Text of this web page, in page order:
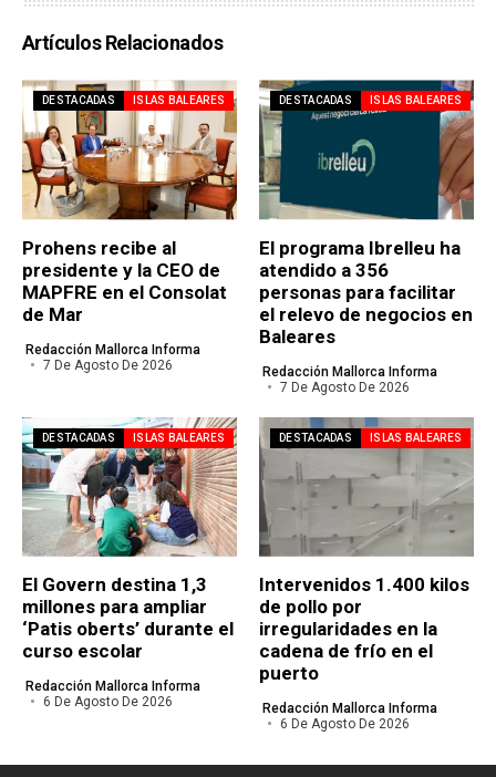
Artículos Relacionados
DESTACADAS ISLAS BALEARES
Prohens recibe al
presidente y la CEO de
MAPFRE en el Consolat
de Mar
Redacción Mallorca Informa
7 De Agosto De 2026
DESTACADAS ISLAS BALEARES
El programa Ibrelleu ha
atendido a 356
personas para facilitar
el relevo de negocios en
Baleares
Redacción Mallorca Informa
7 De Agosto De 2026
DESTACADAS ISLAS BALEARES
El Govern destina 1,3
millones para ampliar
‘Patis oberts’ durante el
curso escolar
Redacción Mallorca Informa
6 De Agosto De 2026
DESTACADAS ISLAS BALEARES
Intervenidos 1.400 kilos
de pollo por
irregularidades en la
cadena de frío en el
puerto
Redacción Mallorca Informa
6 De Agosto De 2026